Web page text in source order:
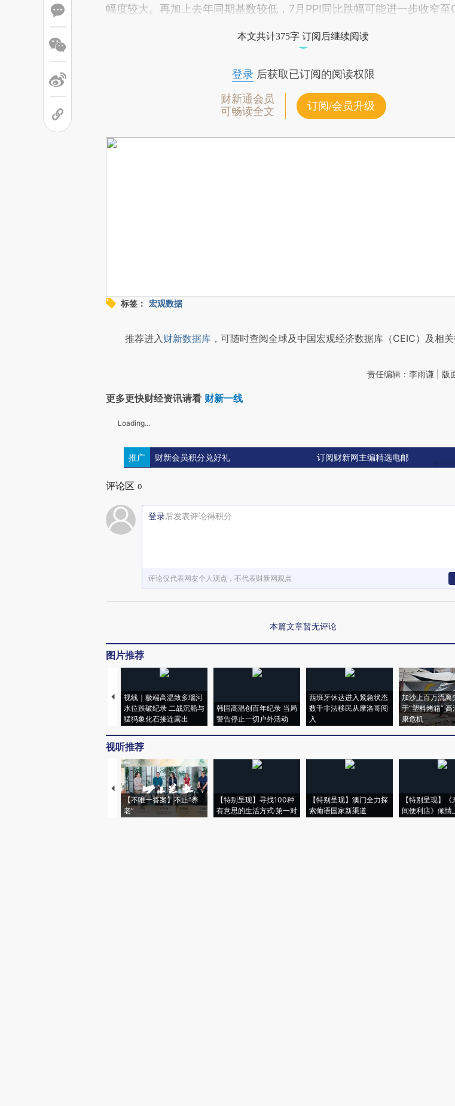
幅度较大。再加上去年同期基数较低，7月PPI同比跌幅可能进一步收窄
本文共计375字 订阅后继续阅读
登录后获取已订阅的阅读权限
财新通会员
可畅读全文
订阅/会员升级
标签： 宏观数据
推荐进入财新数据库 ，可随时查阅全球及中国宏观经济数据库（CEIC）及相关
责任编辑：李雨谦 | 版
更多更快财经资讯请看 财新一线
Loading...
推广 财新会员积分兑好礼 订阅财新网主编精选电邮
评论区 0
登录后发表评论得积分
评论仅代表网友个人观点，不代表财新网观点
本篇文章暂无评论
图片推荐
视线｜极端高温致多瑙河
水位跌破纪录 二战沉船与
猛犸象化石接连露出
韩国高温创百年纪录 当局
警告停止一切户外活动
西班牙休达进入紧急状态
数千非法移民从摩洛哥闯
入
加沙上百万流离
于“塑料烤箱” 高
康危机
视听推荐
【不唯一答案】不止“养
老”
【特别呈现】寻找100种
有意思的生活方式·第一对
【特别呈现】澳门全力探
索葡语国家新渠道
【特别呈现】《
间便利店》倾情